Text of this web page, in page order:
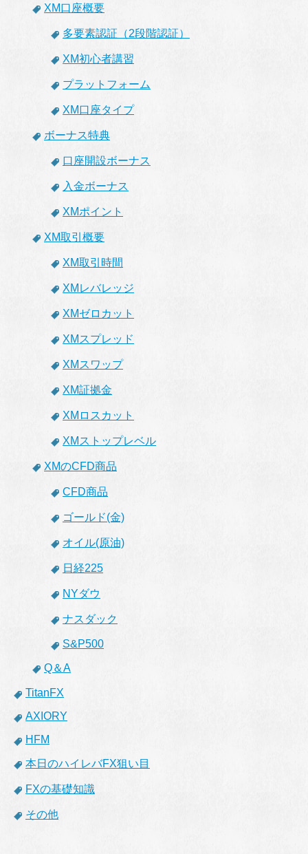
XM口座概要
多要素認証（2段階認証）
XM初心者講習
プラットフォーム
XM口座タイプ
ボーナス特典
口座開設ボーナス
入金ボーナス
XMポイント
XM取引概要
XM取引時間
XMレバレッジ
XMゼロカット
XMスプレッド
XMスワップ
XM証拠金
XMロスカット
XMストップレベル
XMのCFD商品
CFD商品
ゴールド(金)
オイル(原油)
日経225
NYダウ
ナスダック
S&P500
Q＆A
TitanFX
AXIORY
HFM
本日のハイレバFX狙い目
FXの基礎知識
その他